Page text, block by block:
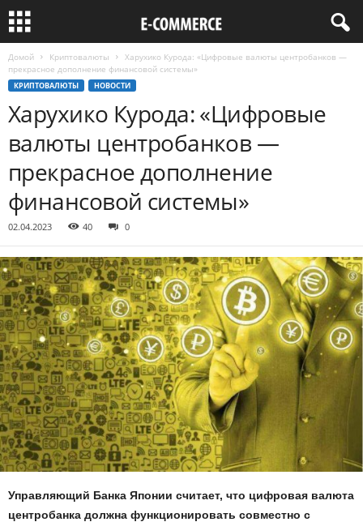
Домой Криптовалюты
Харухико Курода: «Цифровые валюты центробанков —
прекрасное дополнение финансовой системы»
КРИПТОВАЛЮТЫ НОВОСТИ
Харухико Курода: «Цифровые
валюты центробанков —
прекрасное дополнение
финансовой системы»
02.04.2023 40 0
Управляющий Банка Японии считает, что цифровая валюта
центробанка должна функционировать совместно с